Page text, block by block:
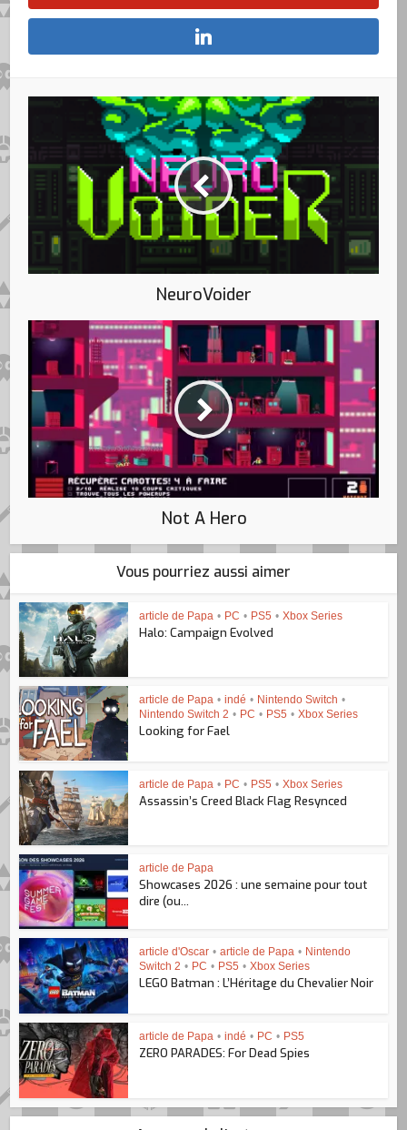
NeuroVoider
Not A Hero
Vous pourriez aussi aimer
article de Papa • PC • PS5 • Xbox Series
Halo: Campaign Evolved
article de Papa • indé • Nintendo Switch •
Nintendo Switch 2 • PC • PS5 • Xbox Series
Looking for Fael
article de Papa • PC • PS5 • Xbox Series
Assassin’s Creed Black Flag Resynced
article de Papa
Showcases 2026 : une semaine pour tout
dire (ou...
article d'Oscar • article de Papa • Nintendo
Switch 2 • PC • PS5 • Xbox Series
LEGO Batman : L’Héritage du Chevalier Noir
article de Papa • indé • PC • PS5
ZERO PARADES: For Dead Spies